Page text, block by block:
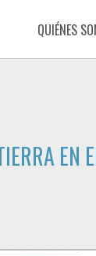
QUIÉNES
EN